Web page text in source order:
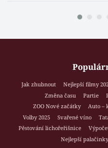
Jak zhubnout Nejlepší filmy
Změna času
Partie
ZOO Nové začátky
Auto –
Volby 2025
Svařené víno
Pěstování lichořeřišnice
Nejlepší palačinky